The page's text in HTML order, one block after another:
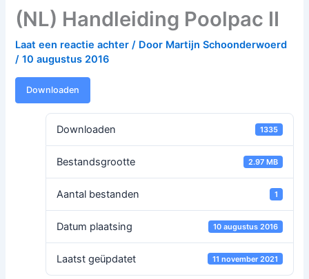
(NL) Handleiding Poolpac II
Laat een reactie achter / Door Martijn Schoonderwoerd
/10 augustus 2016
Downloaden
Downloaden 1335
Bestandsgrootte 2.97 MB
Aantal bestanden 1
Datum plaatsing 10 augustus 2016
Laatst geüpdatet 11 november 2021